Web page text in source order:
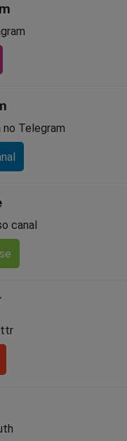
Telegram
canal